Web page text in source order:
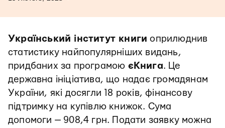
Український інститут книги оприлюднив
статистику найпопулярніших видань,
придбаних за програмою єКнига. Це
державна ініціатива, що надає громадянам
України, які досягли 18 років, фінансову
підтримку на купівлю книжок. Сума
допомоги — 908,4 грн. Подати заявку можна